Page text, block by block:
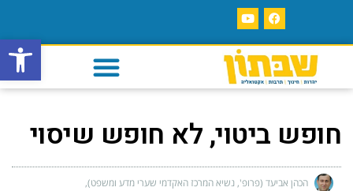
פתח
חופש ביטוי, לא חופש שיסוי
הכהן אביעד (פרופ', נשיא המרכז האקדמי שערי מדע ומשפט)